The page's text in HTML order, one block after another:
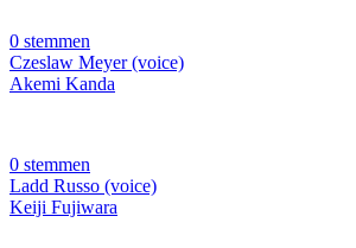
0 stemmen
Czeslaw Meyer (voice)
Akemi Kanda
0 stemmen
Ladd Russo (voice)
Keiji Fujiwara